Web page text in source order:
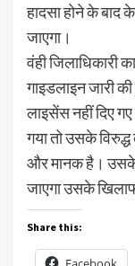
हादसा होने के बाद
जाएगा।
वंही जिलाधिकारी
गाइडलाइन जारी
लाइसेंस नहीं दिए
गया तो उसके
और मानक है। उसके
जाएगा उसके
Share this: